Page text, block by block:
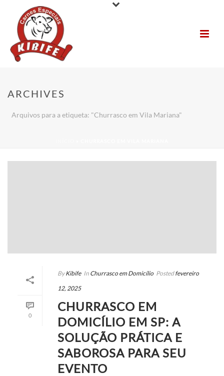
ARCHIVES
Arquivos para a etiqueta: "Churrasco em Vila Mariana"
0
By Kibife In Churrasco em Domicílio Posted fevereiro
12, 2025
CHURRASCO EM
DOMICÍLIO EM SP: A
SOLUÇÃO PRÁTICA E
SABOROSA PARA SEU
EVENTO